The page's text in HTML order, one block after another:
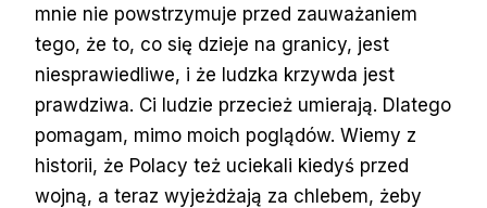
mnie nie powstrzymuje przed zauważaniem
tego, że to, co się dzieje na granicy, jest
niesprawiedliwe, i że ludzka krzywda jest
prawdziwa. Ci ludzie przecież umierają. Dlatego
pomagam, mimo moich poglądów. Wiemy z
historii, że Polacy też uciekali kiedyś przed
wojną, a teraz wyjeżdżają za chlebem, żeby